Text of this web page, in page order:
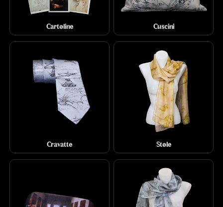
Cartoline Cuscini
Cravatte Stole